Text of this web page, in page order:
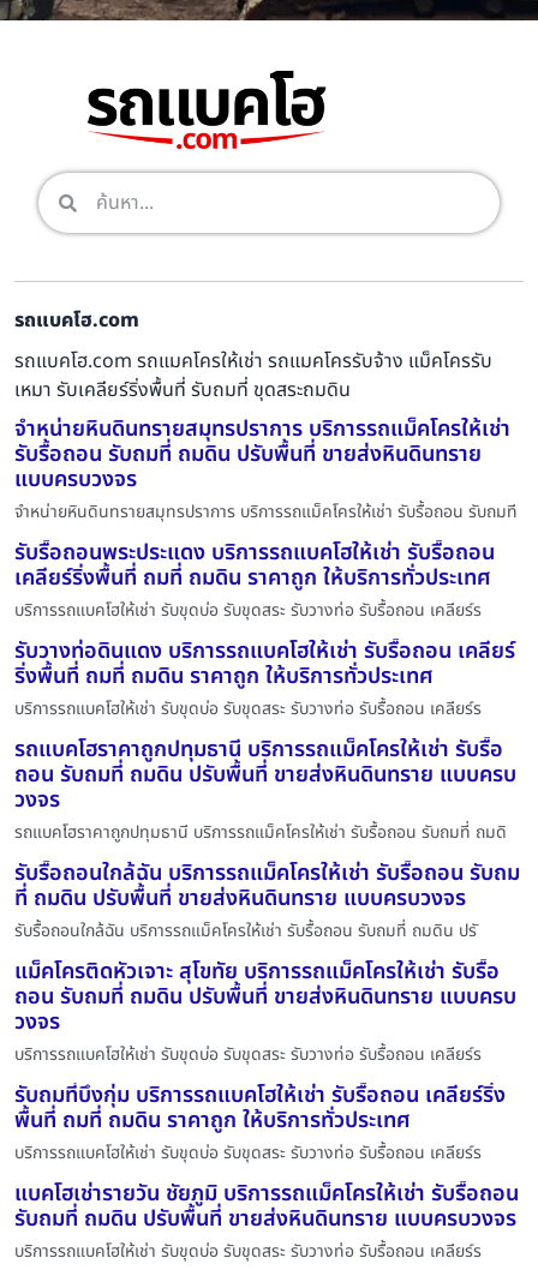
รถแบคโฮ.com
รถแบคโฮ.com รถแมคโครให้เช่า รถแมคโครรับจ้าง แม็คโครรับ
เหมา รับเคลียร์ริ่งพื้นที่ รับถมที่ ขุดสระถมดิน
จำหน่ายหินดินทรายสมุทรปราการ บริการรถแม็คโครให้เช่า
รับรื้อถอน รับถมที่ ถมดิน ปรับพื้นที่ ขายส่งหินดินทราย
แบบครบวงจร
จำหน่ายหินดินทรายสมุทรปราการ บริการรถแม็คโครให้เช่า รับรื้อถอน รับถมที
รับรื้อถอนพระประแดง บริการรถแบคโฮให้เช่า รับรื้อถอน
เคลียร์ริ่งพื้นที่ ถมที่ ถมดิน ราคาถูก ให้บริการทั่วประเทศ
บริการรถแบคโฮให้เช่า รับขุดบ่อ รับขุดสระ รับวางท่อ รับรื้อถอน เคลียร์ร
รับวางท่อดินแดง บริการรถแบคโฮให้เช่า รับรื้อถอน เคลียร์
ริ่งพื้นที่ ถมที่ ถมดิน ราคาถูก ให้บริการทั่วประเทศ
บริการรถแบคโฮให้เช่า รับขุดบ่อ รับขุดสระ รับวางท่อ รับรื้อถอน เคลียร์ร
รถแบคโฮราคาถูกปทุมธานี บริการรถแม็คโครให้เช่า รับรื้อ
ถอน รับถมที่ ถมดิน ปรับพื้นที่ ขายส่งหินดินทราย แบบครบ
วงจร
รถแบคโฮราคาถูกปทุมธานี บริการรถแม็คโครให้เช่า รับรื้อถอน รับถมที่ ถมดิ
รับรื้อถอนใกล้ฉัน บริการรถแม็คโครให้เช่า รับรื้อถอน รับถม
ที่ ถมดิน ปรับพื้นที่ ขายส่งหินดินทราย แบบครบวงจร
รับรื้อถอนใกล้ฉัน บริการรถแม็คโครให้เช่า รับรื้อถอน รับถมที่ ถมดิน ปรั
แม็คโครติดหัวเจาะ สุโขทัย บริการรถแม็คโครให้เช่า รับรื้อ
ถอน รับถมที่ ถมดิน ปรับพื้นที่ ขายส่งหินดินทราย แบบครบ
วงจร
บริการรถแบคโฮให้เช่า รับขุดบ่อ รับขุดสระ รับวางท่อ รับรื้อถอน เคลียร์ร
รับถมที่บึงกุ่ม บริการรถแบคโฮให้เช่า รับรื้อถอน เคลียร์ริ่ง
พื้นที่ ถมที่ ถมดิน ราคาถูก ให้บริการทั่วประเทศ
บริการรถแบคโฮให้เช่า รับขุดบ่อ รับขุดสระ รับวางท่อ รับรื้อถอน เคลียร์ร
แบคโฮเช่ารายวัน ชัยภูมิ บริการรถแม็คโครให้เช่า รับรื้อถอน
รับถมที่ ถมดิน ปรับพื้นที่ ขายส่งหินดินทราย แบบครบวงจร
บริการรถแบคโฮให้เช่า รับขุดบ่อ รับขุดสระ รับวางท่อ รับรื้อถอน เคลียร์ร